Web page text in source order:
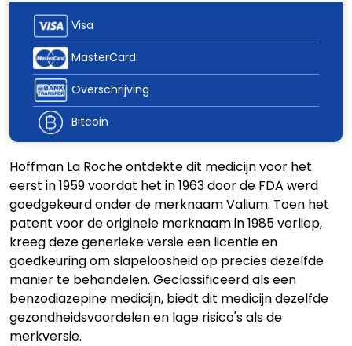
Visa
MasterCard
Overschrijving
Bitcoin
Hoffman La Roche ontdekte dit medicijn voor het
eerst in 1959 voordat het in 1963 door de FDA werd
goedgekeurd onder de merknaam Valium. Toen het
patent voor de originele merknaam in 1985 verliep,
kreeg deze generieke versie een licentie en
goedkeuring om slapeloosheid op precies dezelfde
manier te behandelen. Geclassificeerd als een
benzodiazepine medicijn, biedt dit medicijn dezelfde
gezondheidsvoordelen en lage risico's als de
merkversie.